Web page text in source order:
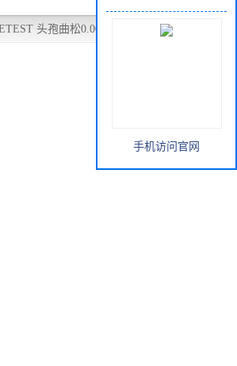
头孢曲松0.002 - 32CRO（全
手机访问官网